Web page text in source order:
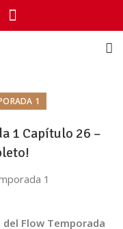
1
1 Capítulo 26 –
del Flow Temporada